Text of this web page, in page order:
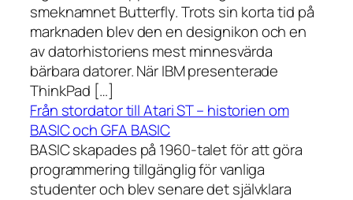
smeknamnet Butterfly. Trots sin korta tid på
marknaden blev den en designikon och en
av datorhistoriens mest minnesvärda
bärbara datorer. När IBM presenterade
ThinkPad […]
Från stordator till Atari ST – historien om
BASIC och GFA BASIC
BASIC skapades på 1960-talet för att göra
programmering tillgänglig för vanliga
studenter och blev senare det självklara